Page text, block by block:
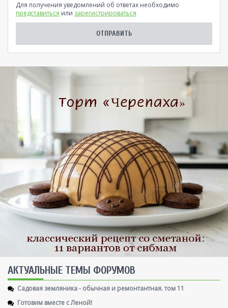
Для получения уведомлений об ответах необходимо
представиться или зарегистрироваться
AКТУАЛЬНЫЕ ТЕМЫ ФОРУМОВ
Садовая земляника - обычная и ремонтантная. том 11
Готовим вместе с Леной!